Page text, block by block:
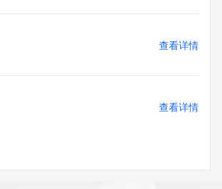
查看详情
查看详情